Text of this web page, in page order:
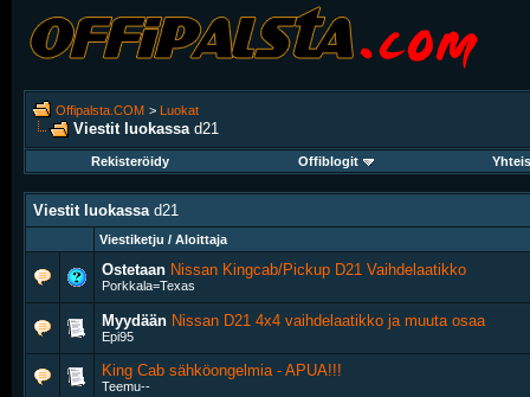
Offipalsta.COM > Luokat
Viestit luokassa d21
Rekisteröidy Offiblogit
Viestit luokassa d21
Viestiketju / Aloittaja
Ostetaan Nissan Kingcab/Pickup D21 Vaihdelaatikko
Porkkala=Texas
Myydään Nissan D21 4x4 vaihdelaatikko ja muuta osaa
Epi95
King Cab sähköongelmia - APUA!!!
Teemu--